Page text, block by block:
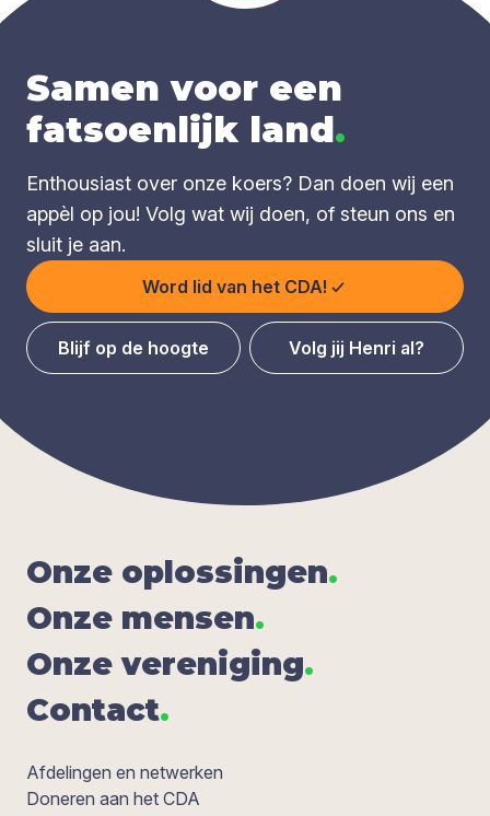
Samen voor een
fatsoenlijk land.
Enthousiast over onze koers? Dan doen wij een
appèl op jou! Volg wat wij doen, of steun ons en
sluit je aan.
Word lid van het CDA!
Blijf op de hoogte Volg jij Henri al?
Onze oplos­sin­gen.
Onze men­sen.
Onze ver­e­ni­ging.
Con­tact.
Afdelingen en netwerken
Doneren aan het CDA